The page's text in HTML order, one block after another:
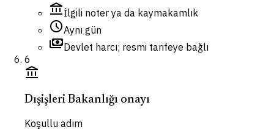
account_balanceİlgili noter ya da kaymakamlık
scheduleAynı gün
paymentsDevlet harcı; resmi tarifeye bağlı
6
account_balance
Dışişleri Bakanlığı onayı
Koşullu adım